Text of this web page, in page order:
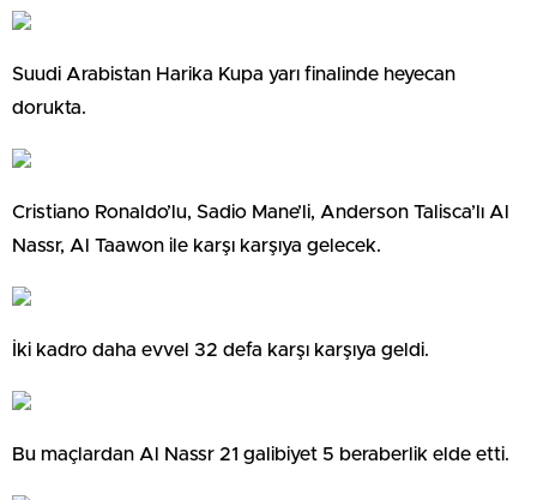
Suudi Arabistan Harika Kupa yarı finalinde heyecan
dorukta.
Cristiano Ronaldo’lu, Sadio Mane’li, Anderson Talisca’lı Al
Nassr, Al Taawon ile karşı karşıya gelecek.
İki kadro daha evvel 32 defa karşı karşıya geldi.
Bu maçlardan Al Nassr 21 galibiyet 5 beraberlik elde etti.